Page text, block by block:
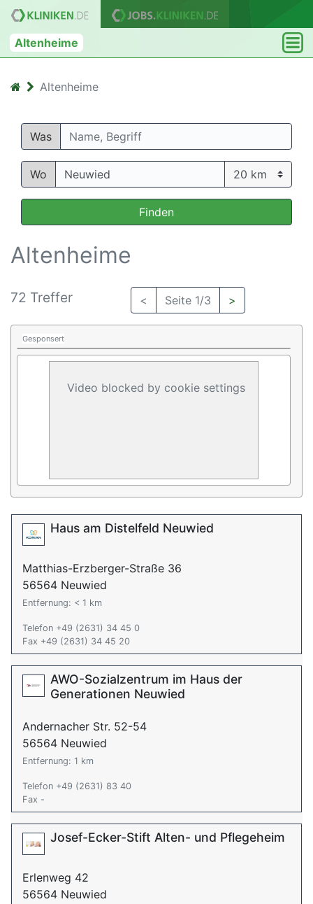
Altenheime
Altenheime
Was
Wo
Finden
Altenheime
72 Treffer < Seite 1/3 >
Gesponsert
Video blocked by cookie settings
Haus am Distelfeld Neuwied
Matthias-Erzberger-Straße 36
56564 Neuwied
Entfernung: < 1 km
Telefon +49 (2631) 34 45 0
Fax +49 (2631) 34 45 20
AWO-Sozialzentrum im Haus der
Generationen Neuwied
Andernacher Str. 52-54
56564 Neuwied
Entfernung: 1 km
Telefon +49 (2631) 83 40
Fax -
Josef-Ecker-Stift Alten- und Pflegeheim
Erlenweg 42
56564 Neuwied